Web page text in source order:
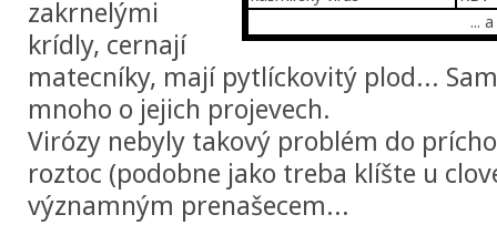
...
zakrnelými
krídly, cernají
matecníky, mají pytlíckovitý plod...
mnoho o jejich projevech.
Virózy nebyly takový problém do
roztoc (podobne jako treba klíšte u
významným prenašecem...